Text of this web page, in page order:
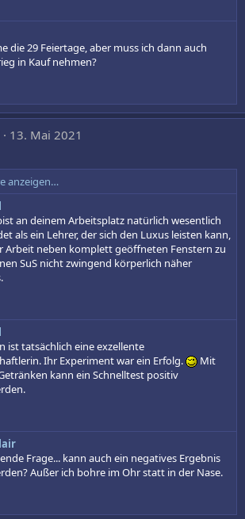
die 29 Feiertage, aber muss ich dann auch
in Kauf nehmen?
13. Mai 2021
anzeigen…
an deinem Arbeitsplatz natürlich wesentlich
als ein Lehrer, der sich den Luxus leisten kann,
Arbeit neben komplett geöffneten Fenstern zu
SuS nicht zwingend körperlich näher
ist tatsächlich eine exzellente
Ihr Experiment war ein Erfolg.
Mit
kann ein Schnelltest positiv
Frage... kann auch ein negatives Ergebnis
Außer ich bohre im Ohr statt in der Nase.